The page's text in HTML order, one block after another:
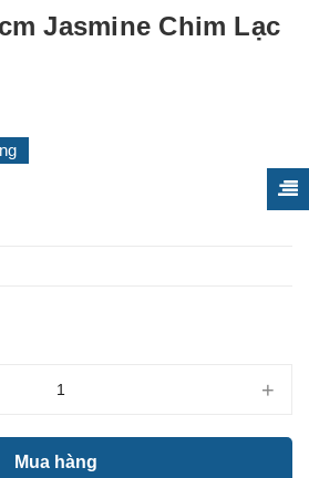
Jasmine Chim Lạc
+
Mua hàng